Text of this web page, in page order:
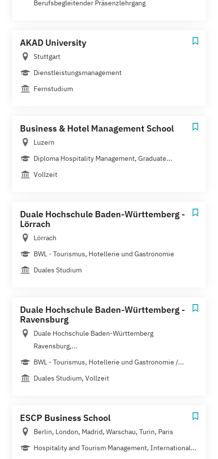
Berufsbegleitender Präsenzlehrgang
AKAD University
Stuttgart
Dienstleistungsmanagement
Fernstudium
Business & Hotel Management School
Luzern
Diploma Hospitality Management, Graduate...
Vollzeit
Duale Hochschule Baden-Württemberg -
Lörrach
Lörrach
BWL - Tourismus, Hotellerie und Gastronomie
Duales Studium
Duale Hochschule Baden-Württemberg -
Ravensburg
Duale Hochschule Baden-Württemberg
Ravensburg,...
BWL - Tourismus, Hotellerie und Gastronomie /...
Duales Studium, Vollzeit
ESCP Business School
Berlin, London, Madrid, Warschau, Turin, Paris
Hospitality and Tourism Management, International...